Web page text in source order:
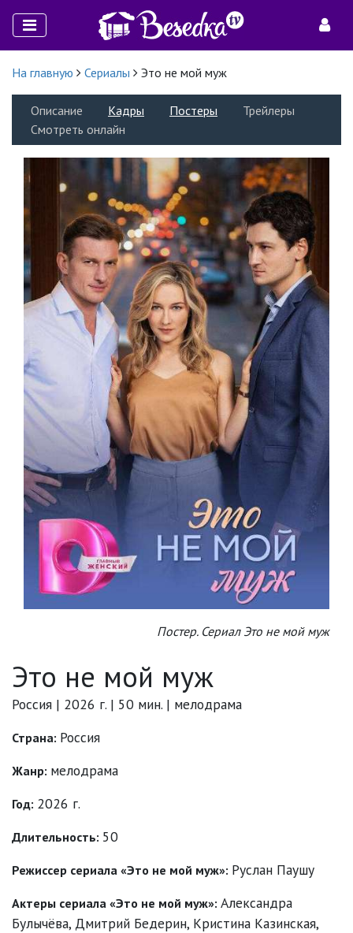
На главную Сериалы Это не мой муж
Описание Кадры Постеры
Трейлеры
Смотреть онлайн
Постер. Сериал Это не мой муж
Это не мой муж
Россия | 2026 г. | 50 мин. | мелодрама
Страна: Россия
Жанр: мелодрама
Год: 2026 г.
Длительность: 50
Режиссер сериала «Это не мой муж»: Руслан Паушу
Актеры сериала «Это не мой муж»: Александра
Булычёва, Дмитрий Бедерин, Кристина Казинская,